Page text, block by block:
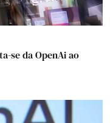
se da OpenAi ao